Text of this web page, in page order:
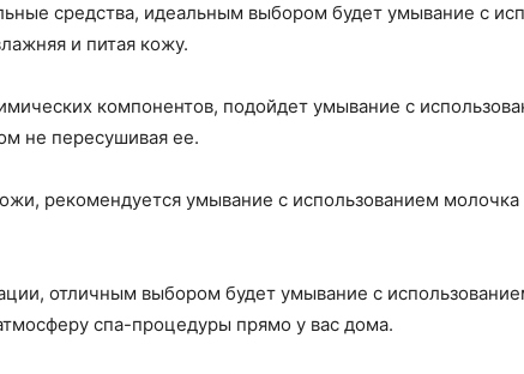
средства, идеальным выбором будет умывание с
и питая кожу.
компонентов, подойдет умывание с
не пересушивая ее.
рекомендуется умывание с использованием
отличным выбором будет умывание с
спа-процедуры прямо у вас дома.